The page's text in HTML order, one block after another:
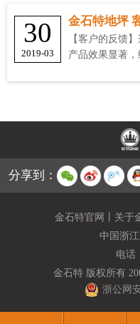
30
2019-03
金石特地坪
【客户的反馈
产品效果显著
分享到：
金石特官网 关于
中国浙
电话
金石特 版权所有
浙公网